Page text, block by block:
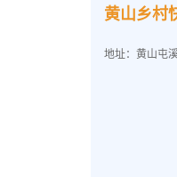
黄山乡村
地址：黄山屯